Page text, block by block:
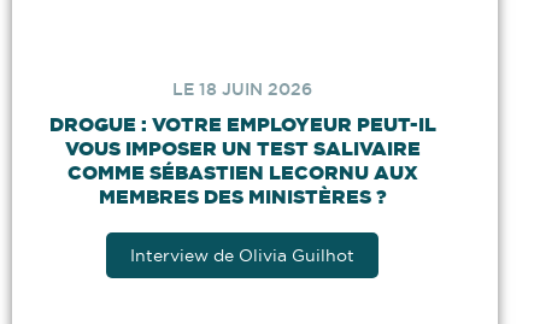
LE 18 JUIN 2026
DROGUE : VOTRE EMPLOYEUR PEUT-IL
VOUS IMPOSER UN TEST SALIVAIRE
COMME SÉBASTIEN LECORNU AUX
MEMBRES DES MINISTÈRES ?
Interview de Olivia Guilhot